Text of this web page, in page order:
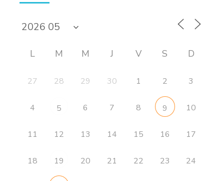
L M M J V S D
27 28 29 30 1 2 3
4 5 6 7 8 9 10
11 12 13 14 15 16 17
18 19 20 21 22 23 24